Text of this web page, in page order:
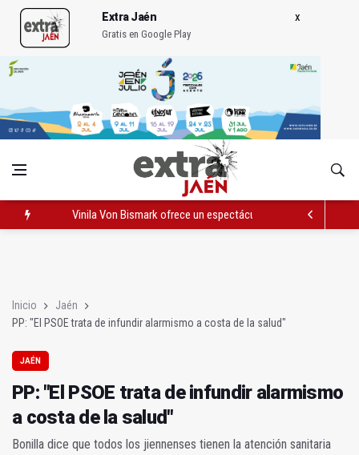
Extra Jaén
Gratis en Google Play
Vinila Von Bismark ofrece un espectáculo "rompedor" en el
Inicio
Jaén
PP: "El PSOE trata de infundir alarmismo a costa de la salud"
JAÉN
PP: "El PSOE trata de infundir alarmismo
a costa de la salud"
Bonilla dice que todos los jiennenses tienen la atención sanitaria